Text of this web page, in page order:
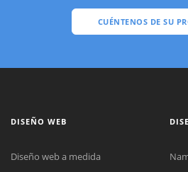
CUÉNTENOS DE SU
DISEÑO WEB
Diseño web a medida